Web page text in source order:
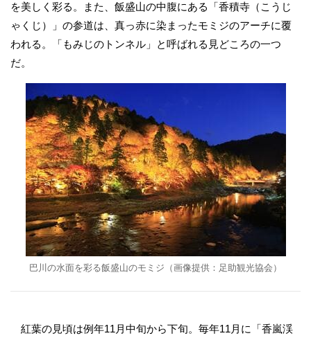
を美しく彩る。また、飯盛山の中腹にある「香積寺（こうじ
ゃくじ）」の参道は、真っ赤に染まったモミジのアーチに覆
われる。「もみじのトンネル」と呼ばれる見どころの一つ
だ。
巴川の水面を彩る飯盛山のモミジ（画像提供：足助観光協会）
紅葉の見頃は例年11月中旬から下旬。毎年11月に「香嵐渓